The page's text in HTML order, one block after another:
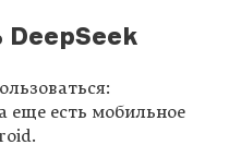
DeepSeek
еще есть мобильное